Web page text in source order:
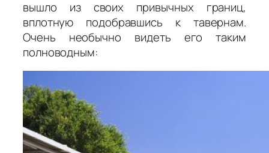
вышло из своих привычных границ,
вплотную подобравшись к тавернам.
Очень необычно видеть его таким
полноводным: